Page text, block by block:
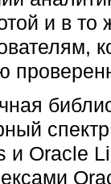
и в
и Oracle